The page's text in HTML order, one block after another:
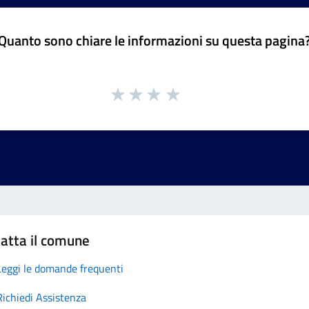
sono chiare le informazioni su questa
il comune
le domande frequenti
Assistenza